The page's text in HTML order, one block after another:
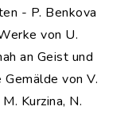
- P. Benkova
von U.
an Geist und
von V.
Kurzina, N.